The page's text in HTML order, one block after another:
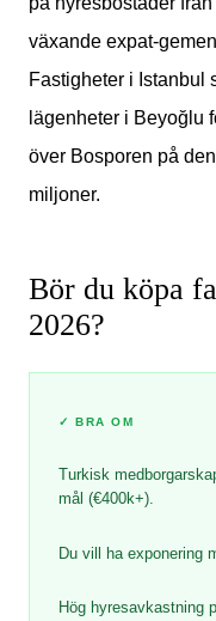
växande expat-
Fastigheter i Istanbul
lägenheter i Beyoğlu
över Bosporen på
miljoner.
Bör du köpa
2026?
✓BRA OM
Turkisk
mål (€400k+).
Du vill ha exponering
Hög hyresavkastning